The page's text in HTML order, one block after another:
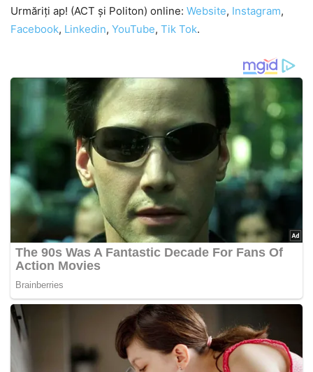
Urmăriți ap! (ACT și Politon) online: Website, Instagram,
Facebook, Linkedin, YouTube, Tik Tok.